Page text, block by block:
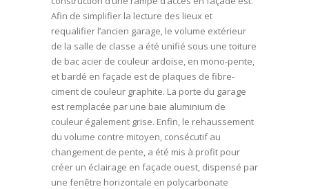
Afin de simplifier la lecture des lieux et
requalifier l’ancien garage, le volume extérieur
de la salle de classe a été unifié sous une toiture
de bac acier de couleur ardoise, en mono-pente,
et bardé en façade est de plaques de fibre-
ciment de couleur graphite. La porte du garage
est remplacée par une baie aluminium de
couleur également grise. Enfin, le rehaussement
du volume contre mitoyen, consécutif au
changement de pente, a été mis à profit pour
créer un éclairage en façade ouest, dispensé par
une fenêtre horizontale en polycarbonate